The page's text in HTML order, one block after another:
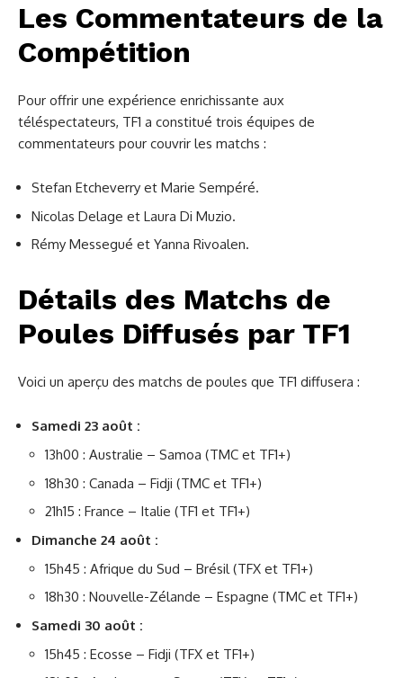
Les Commentateurs de la
Compétition
Pour offrir une expérience enrichissante aux
téléspectateurs, TF1 a constitué trois équipes de
commentateurs pour couvrir les matchs :
Stefan Etcheverry et Marie Sempéré.
Nicolas Delage et Laura Di Muzio.
Rémy Messegué et Yanna Rivoalen.
Détails des Matchs de
Poules Diffusés par TF1
Voici un aperçu des matchs de poules que TF1 diffusera :
Samedi 23 août :
13h00 : Australie – Samoa (TMC et TF1+)
18h30 : Canada – Fidji (TMC et TF1+)
21h15 : France – Italie (TF1 et TF1+)
Dimanche 24 août :
15h45 : Afrique du Sud – Brésil (TFX et TF1+)
18h30 : Nouvelle-Zélande – Espagne (TMC et TF1+)
Samedi 30 août :
15h45 : Ecosse – Fidji (TFX et TF1+)